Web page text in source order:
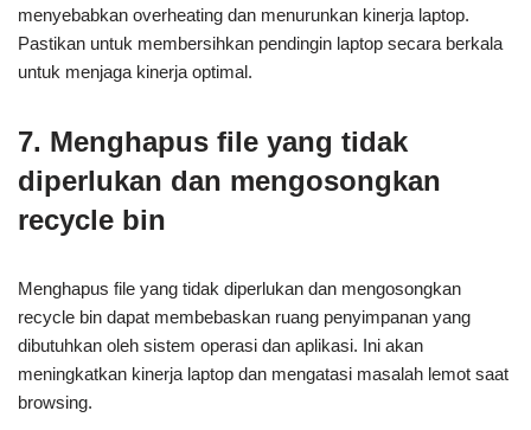
menyebabkan overheating dan menurunkan kinerja laptop.
Pastikan untuk membersihkan pendingin laptop secara berkala
untuk menjaga kinerja optimal.
7. Menghapus file yang tidak
diperlukan dan mengosongkan
recycle bin
Menghapus file yang tidak diperlukan dan mengosongkan
recycle bin dapat membebaskan ruang penyimpanan yang
dibutuhkan oleh sistem operasi dan aplikasi. Ini akan
meningkatkan kinerja laptop dan mengatasi masalah lemot saat
browsing.